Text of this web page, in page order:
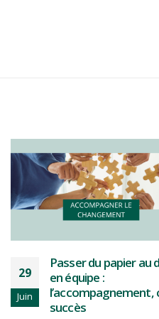
22
Juin
Formulaires terrain :
la double saisie et
du temps
Vous connaissez cette